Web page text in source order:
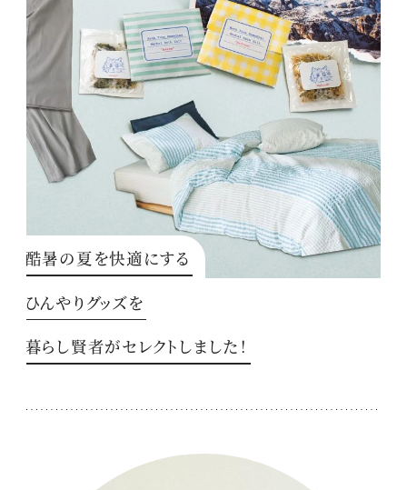
酷暑の夏を快適にする
ひんやりグッズを
暮らし賢者がセレクトしました！